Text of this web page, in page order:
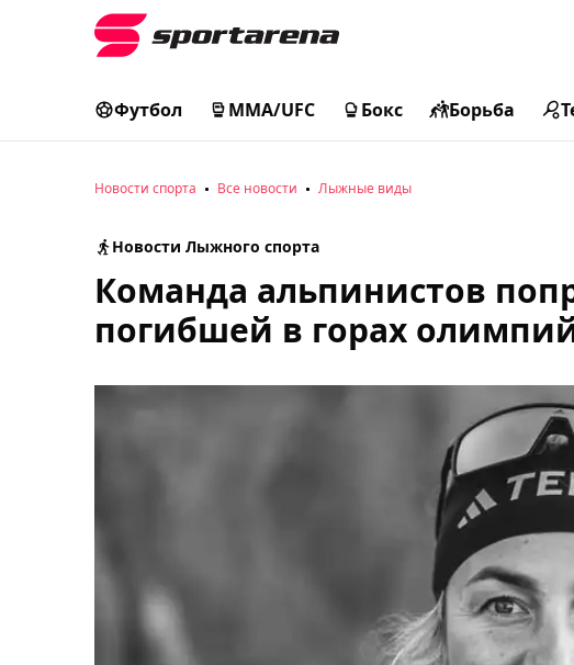
Футбол MMA/UFC Бокс Борьба
Новости спорта Все новости Лыжные виды
Новости Лыжного спорта
Команда альпинистов
погибшей в горах